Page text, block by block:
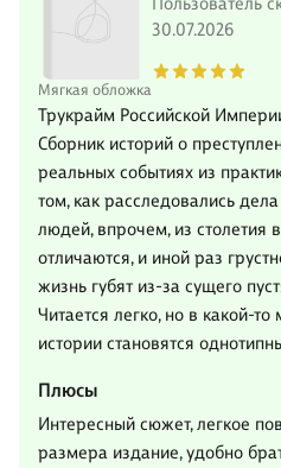
Мягкая обложка
30.07.2026
Трукрайм Российской
Сборник историй о
реальных событиях из
том, как расследовались
людей, впрочем, из столетия
отличаются, и иной раз
жизнь губят из-за сущего
Читается легко, но в какой-
истории становятся
Плюсы
Интересный сюжет, легкое
размера издание, удобно